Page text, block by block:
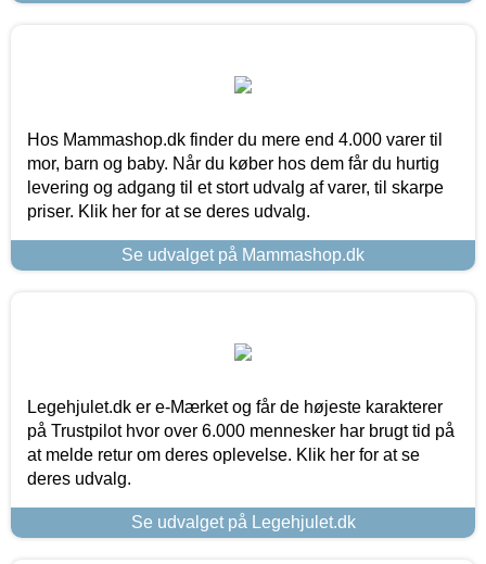
Hos Mammashop.dk finder du mere end 4.000 varer til
mor, barn og baby. Når du køber hos dem får du hurtig
levering og adgang til et stort udvalg af varer, til skarpe
priser. Klik her for at se deres udvalg.
Se udvalget på Mammashop.dk
Legehjulet.dk er e-Mærket og får de højeste karakterer
på Trustpilot hvor over 6.000 mennesker har brugt tid på
at melde retur om deres oplevelse. Klik her for at se
deres udvalg.
Se udvalget på Legehjulet.dk